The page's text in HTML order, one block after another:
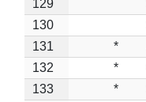
129
130
131
*
132
*
133
*